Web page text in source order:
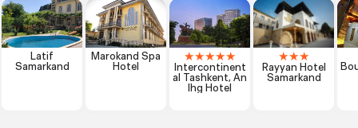
Latif
Samarkand
Marokand Spa
Hotel
★★★★★
Intercontinent
al Tashkent, An
Ihg Hotel
★★★
Rayyan Hotel
Samarkand